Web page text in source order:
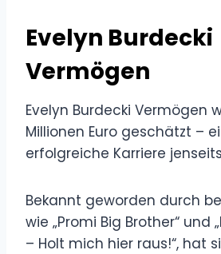
Evelyn Burdecki
Vermögen
Evelyn Burdecki Vermögen
Millionen Euro geschätzt –
erfolgreiche Karriere
Bekannt geworden durch
wie „Promi Big Brother“ und
– Holt mich hier raus!“, hat